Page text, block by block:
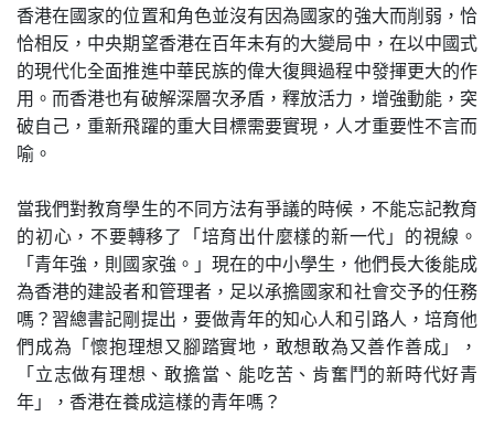
香港在國家的位置和角色並沒有因為國家的強大而削弱，恰
恰相反，中央期望香港在百年未有的大變局中，在以中國式
的現代化全面推進中華民族的偉大復興過程中發揮更大的作
用。而香港也有破解深層次矛盾，釋放活力，增強動能，突
破自己，重新飛躍的重大目標需要實現，人才重要性不言而
喻。
當我們對教育學生的不同方法有爭議的時候，不能忘記教育
的初心，不要轉移了「培育出什麼樣的新一代」的視線。
「青年強，則國家強。」現在的中小學生，他們長大後能成
為香港的建設者和管理者，足以承擔國家和社會交予的任務
嗎？習總書記剛提出，要做青年的知心人和引路人，培育他
們成為「懷抱理想又腳踏實地，敢想敢為又善作善成」，
「立志做有理想、敢擔當、能吃苦、肯奮鬥的新時代好青
年」，香港在養成這樣的青年嗎？